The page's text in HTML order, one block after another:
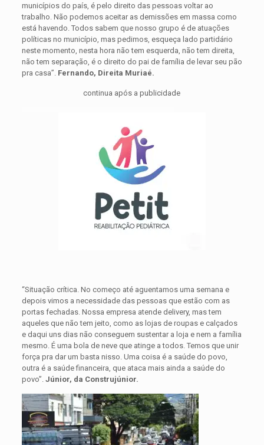
municípios do país, é pelo direito das pessoas voltar ao
trabalho. Não podemos aceitar as demissões em massa como
está havendo. Todos sabem que nosso grupo é de atuações
políticas no município, mas pedimos, esqueça lado partidário
neste momento, nesta hora não tem esquerda, não tem direita,
não tem separação, é o direito do pai de família de levar seu pão
pra casa”. Fernando, Direita Muriaé.
continua após a publicidade
“Situação crítica. No começo até aguentamos uma semana e
depois vimos a necessidade das pessoas que estão com as
portas fechadas. Nossa empresa atende delivery, mas tem
aqueles que não tem jeito, como as lojas de roupas e calçados
e daqui uns dias não conseguem sustentar a loja e nem a família
mesmo. É uma bola de neve que atinge a todos. Temos que unir
força pra dar um basta nisso. Uma coisa é a saúde do povo,
outra é a saúde financeira, que ataca mais ainda a saúde do
povo”. Júnior, da Construjúnior.